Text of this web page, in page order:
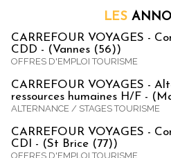
LES
CARREFOUR VOYAGES -
CDD - (Vannes (56))
OFFRES D'EMPLOI TOURISME
CARREFOUR VOYAGES -
ressources humaines H/F -
ALTERNANCE / STAGES TOURISME
CARREFOUR VOYAGES -
CDI - (St Brice (77))
OFFRES D'EMPLOI TOURISME